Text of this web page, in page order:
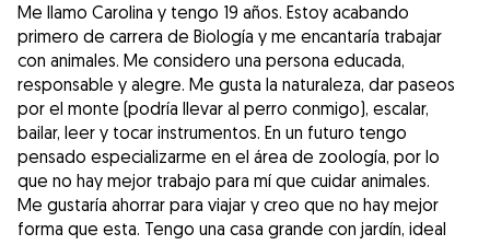
Me llamo Carolina y tengo 19 años. Estoy acabando
primero de carrera de Biología y me encantaría trabajar
con animales. Me considero una persona educada,
responsable y alegre. Me gusta la naturaleza, dar paseos
por el monte (podría llevar al perro conmigo), escalar,
bailar, leer y tocar instrumentos. En un futuro tengo
pensado especializarme en el área de zoología, por lo
que no hay mejor trabajo para mí que cuidar animales.
Me gustaría ahorrar para viajar y creo que no hay mejor
forma que esta. Tengo una casa grande con jardín, ideal